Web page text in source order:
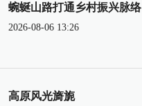
蜿蜒山路打通乡村振兴脉络
2026-08-06 13:26
高原风光旖旎